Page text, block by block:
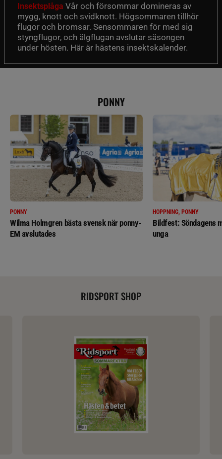
Insektsplåga Vår och försommar domineras av
mygg, knott och svidknott. Högsommaren tillhör
flugor och bromsar. Sensommaren för med sig
styngflugor, och älgflugan avslutar säsongen
under hösten. Här är hästens insektskalender.
PONNY
PONNY
Wilma Holmgren bästa svensk när ponny-
EM avslutades
HOPPNING, PONNY
Bildfest: Söndagens
unga
RIDSPORT SHOP